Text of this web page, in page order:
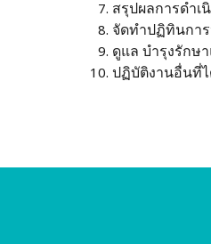
สรุปผลการดําเ
จัดทําปฏิทินกา
ดูแล บํารุงรักษ
ปฏิบัติงานอื่นที่